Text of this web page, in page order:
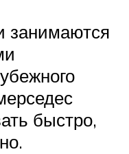
занимаются
быстро,